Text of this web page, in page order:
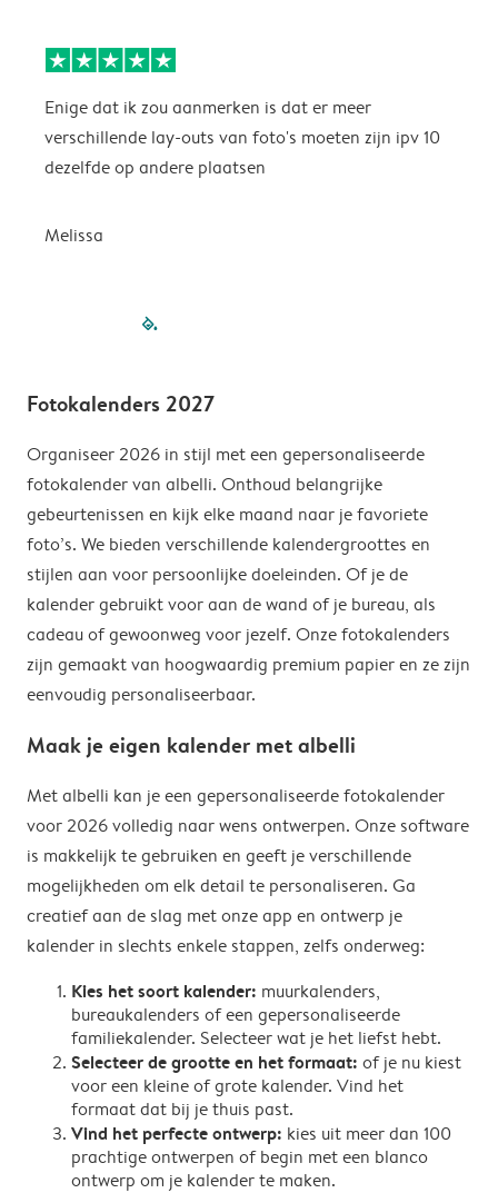
Enige dat ik zou aanmerken is dat er meer
verschillende lay-outs van foto's moeten zijn ipv 10
dezelfde op andere plaatsen
Melissa
filled-pagination
Fotokalenders 2027
Organiseer 2026 in stijl met een gepersonaliseerde
fotokalender van albelli. Onthoud belangrijke
gebeurtenissen en kijk elke maand naar je favoriete
foto’s. We bieden verschillende kalendergroottes en
stijlen aan voor persoonlijke doeleinden. Of je de
kalender gebruikt voor aan de wand of je bureau, als
cadeau of gewoonweg voor jezelf. Onze fotokalenders
zijn gemaakt van hoogwaardig premium papier en ze zijn
eenvoudig personaliseerbaar.
Maak je eigen kalender met albelli
Met albelli kan je een gepersonaliseerde fotokalender
voor 2026 volledig naar wens ontwerpen. Onze software
is makkelijk te gebruiken en geeft je verschillende
mogelijkheden om elk detail te personaliseren. Ga
creatief aan de slag met onze app en ontwerp je
kalender in slechts enkele stappen, zelfs onderweg:
Kies het soort kalender: muurkalenders,
bureaukalenders of een gepersonaliseerde
familiekalender. Selecteer wat je het liefst hebt.
Selecteer de grootte en het formaat: of je nu kiest
voor een kleine of grote kalender. Vind het
formaat dat bij je thuis past.
Vind het perfecte ontwerp: kies uit meer dan 100
prachtige ontwerpen of begin met een blanco
ontwerp om je kalender te maken.